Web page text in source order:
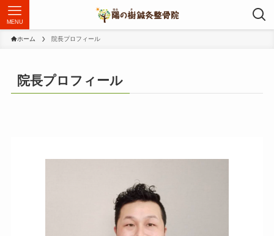
MENU
ホーム 院長プロフィール
院長プロフィール